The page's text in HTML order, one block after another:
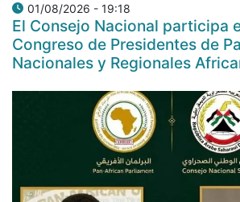
01/08/2026 - 19:18
El Consejo Nacional participa
Congreso de Presidentes de
Nacionales y Regionales